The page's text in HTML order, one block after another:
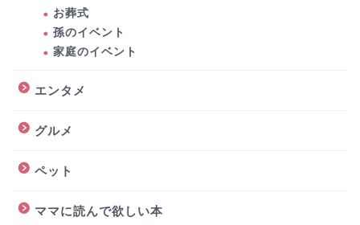
お葬式
孫のイベント
家庭のイベント
エンタメ
グルメ
ペット
ママに読んで欲しい本